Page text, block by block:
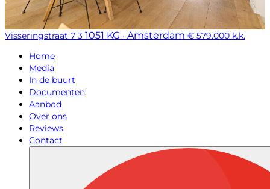
Visseringstraat 7 3 1051 KG · Amsterdam € 579.000 k.k.
Home
Media
In de buurt
Documenten
Aanbod
Over ons
Reviews
Contact